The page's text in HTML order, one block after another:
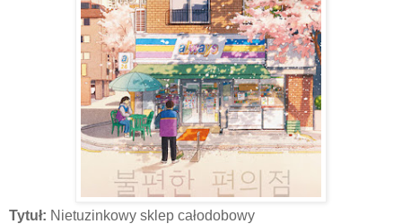
Tytuł: Nietuzinkowy sklep całodobowy